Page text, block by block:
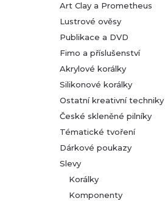
Art Clay a Prometheus
Lustrové ověsy
Publikace a DVD
Fimo a příslušenství
Akrylové korálky
Silikonové korálky
Ostatní kreativní techniky
České skleněné pilníky
Tématické tvoření
Dárkové poukazy
Slevy
Korálky
Komponenty